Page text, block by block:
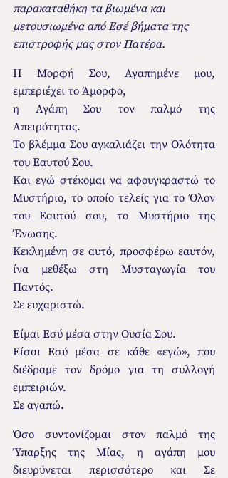
παρακαταθήκη τα βιωμένα και
μετουσιωμένα από Εσέ βήματα της
επιστροφής μας στον Πατέρα.
Η Μορφή Σου, Αγαπημένε μου,
εμπεριέχει το Άμορφο,
η Αγάπη Σου τον παλμό της
Απειρότητας.
Το βλέμμα Σου αγκαλιάζει την Ολότητα
του Εαυτού Σου.
Και εγώ στέκομαι να αφουγκραστώ το
Μυστήριο, το οποίο τελείς για το Όλον
του Εαυτού σου, το Μυστήριο της
Ένωσης.
Κεκλημένη σε αυτό, προσφέρω εαυτόν,
ίνα μεθέξω στη Μυσταγωγία του
Παντός.
Σε ευχαριστώ.
Είμαι Εσύ μέσα στην Ουσία Σου.
Είσαι Εσύ μέσα σε κάθε «εγώ», που
διέδραμε τον δρόμο για τη συλλογή
εμπειριών.
Σε αγαπώ.
Όσο συντονίζομαι στον παλμό της
Ύπαρξης της Μίας, η αγάπη μου
διευρύνεται περισσότερο και Σε